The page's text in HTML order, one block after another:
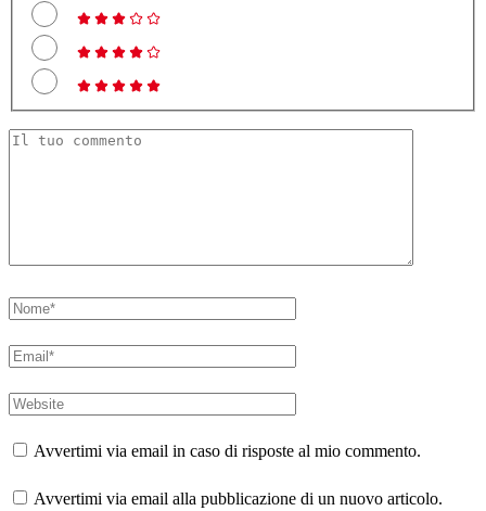
Avvertimi via email in caso di risposte al mio commento.
Avvertimi via email alla pubblicazione di un nuovo articolo.